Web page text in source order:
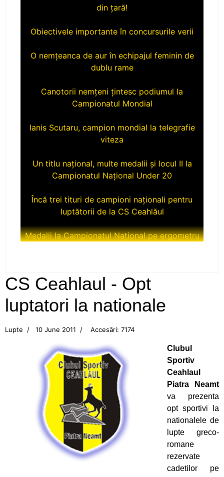
din țară!
Obiectivele importante în concursurile verii
O nemțeanca de aur în echipajul feminin de
dublu rame
Canotorii nemțeni țintesc podiumul la
Campionatul Mondial
Ianis Scutaru, campion mondial la telegrafie
viteza
Un titlu național, multe medalii și locul II la
Campionatul Național Under 20
Încă trei tituri de campioni naționali pentru
luptătorii de la CS Ceahlăul
Medalii la Campionatul Național pe ergometru
Campionatul Balcanic de juniori, Edirne (Turcia)
Flotila pietreană a adus aurul, acasă, din Turcia!
Aur pentru canotoarele Ceahlăului la
Campionatul Mondial din Canada
Mândri să reprezentăm Ceahlăul!
Bianca Drăghici vâslește în Italia
Cupa României la canotaj
Emoții mari pentru canotoarele Ceahlăului
CS Ceahlaul - Opt
luptatori la nationale
Lupte 10 June 2011 Accesări: 7174
Clubul
Sportiv
Ceahlaul
Piatra Neamt
va prezenta
opt sportivi la
nationalele de
lupte greco-
romane
rezervate
cadetilor pe